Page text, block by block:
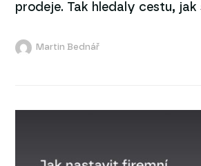
prodeje. Tak hledaly cestu, jak
Martin Bednář